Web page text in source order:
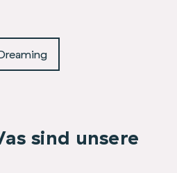
sind unsere